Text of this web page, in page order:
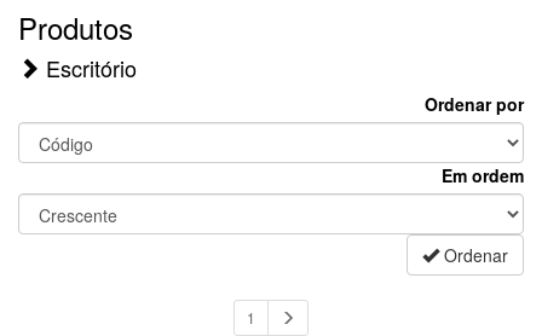
Produtos
Escritório
Ordenar por
Em ordem
Ordenar
1